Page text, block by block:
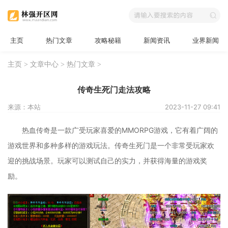
主页 热门文章 攻略秘籍 新闻资讯 业界新闻
主页 > 文章中心 > 热门文章 >
传奇生死门走法攻略
来源：本站 2023-11-27 09:41
热血传奇是一款广受玩家喜爱的MMORPG游戏，它有着广阔的
游戏世界和多种多样的游戏玩法。传奇生死门是一个非常受玩家欢
迎的挑战场景。玩家可以测试自己的实力，并获得海量的游戏奖
励。